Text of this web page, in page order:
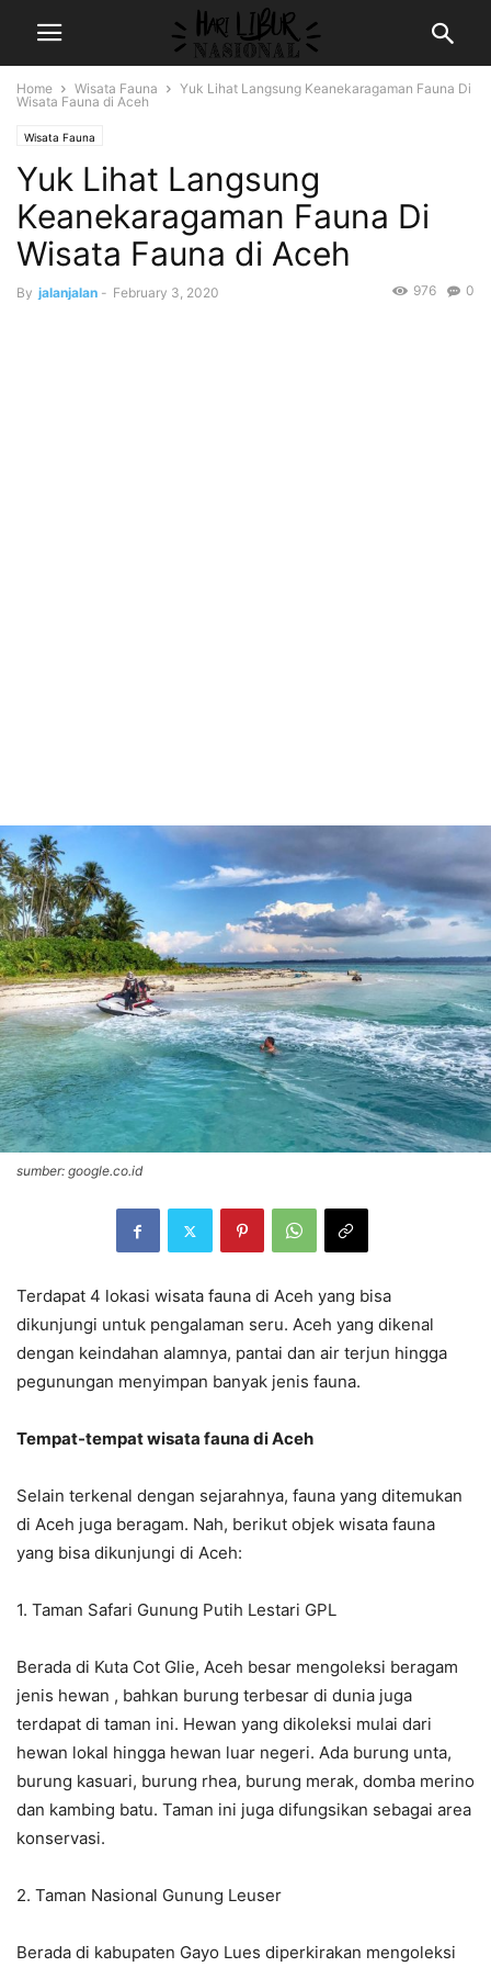
Home Wisata Fauna
Yuk Lihat Langsung Keanekaragaman Fauna Di
Wisata Fauna di Aceh
Wisata Fauna
Yuk Lihat Langsung
Keanekaragaman Fauna Di
Wisata Fauna di Aceh
By jalanjalan - February 3, 2020 0
976
sumber: google.co.id
Terdapat 4 lokasi wisata fauna di Aceh yang bisa
dikunjungi untuk pengalaman seru. Aceh yang dikenal
dengan keindahan alamnya, pantai dan air terjun hingga
pegunungan menyimpan banyak jenis fauna.
Tempat-tempatwisata fauna di Aceh
Selain terkenal dengan sejarahnya, fauna yang ditemukan
di Aceh juga beragam. Nah, berikut objek wisata fauna
yang bisa dikunjungi di Aceh:
1. Taman Safari Gunung Putih Lestari GPL
Berada di Kuta Cot Glie, Aceh besar mengoleksi beragam
jenis hewan , bahkan burung terbesar di dunia juga
terdapat di taman ini. Hewan yang dikoleksi mulai dari
hewan lokal hingga hewan luar negeri. Ada burung unta,
burung kasuari, burung rhea, burung merak, domba merino
dan kambing batu. Taman ini juga difungsikan sebagai area
konservasi.
2. Taman Nasional Gunung Leuser
Berada di kabupaten Gayo Lues diperkirakan mengoleksi